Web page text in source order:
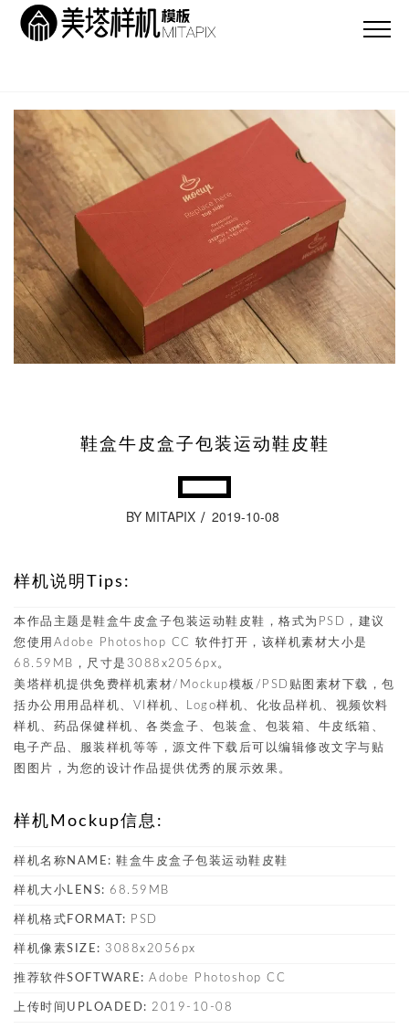
鞋盒牛皮盒子包装运动鞋皮鞋
BY MITAPIX 2019-10-08
样机说明Tips:
本作品主题是鞋盒牛皮盒子包装运动鞋皮鞋，格式为PSD，建议
您使用Adobe Photoshop CC 软件打开，该样机素材大小是
68.59MB，尺寸是3088x2056px。
美塔样机提供免费样机素材/Mockup模板/PSD贴图素材下载，包
括办公用用品样机、VI样机、Logo样机、化妆品样机、视频饮料
样机、药品保健样机、各类盒子、包装盒、包装箱、牛皮纸箱、
电子产品、服装样机等等，源文件下载后可以编辑修改文字与贴
图图片，为您的设计作品提供优秀的展示效果。
样机Mockup信息:
样机名称NAME: 鞋盒牛皮盒子包装运动鞋皮鞋
样机大小LENS: 68.59MB
样机格式FORMAT: PSD
样机像素SIZE: 3088x2056px
推荐软件SOFTWARE: Adobe Photoshop CC
上传时间UPLOADED: 2019-10-08